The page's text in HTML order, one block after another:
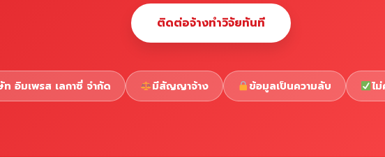
ติดต่อจ้างทำวิจัยทันที
ท อิมเพรส เลกาซี่ จำกัด มีสัญญาจ้าง ข้อมูลเป็นความลับ ไ